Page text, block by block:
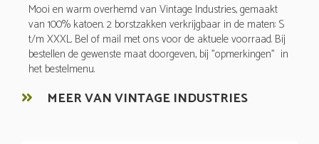
Mooi en warm overhemd van Vintage Industries, gemaakt
van 100% katoen. 2 borstzakken verkrijgbaar in de maten: S
t/m XXXL. Bel of mail met ons voor de aktuele voorraad. Bij
bestellen de gewenste maat doorgeven, bij "opmerkingen" in
het bestelmenu.
MEER VAN VINTAGE INDUSTRIES